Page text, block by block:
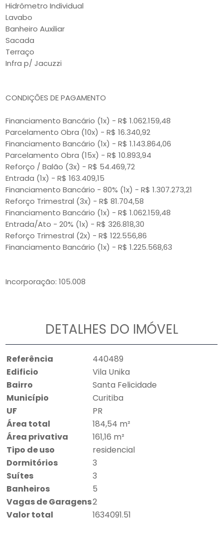
Hidrômetro Individual
Lavabo
Banheiro Auxiliar
Sacada
Terraço
Infra p/ Jacuzzi
CONDIÇÕES DE PAGAMENTO
Financiamento Bancário (1x) - R$ 1.062.159,48
Parcelamento Obra (10x) - R$ 16.340,92
Financiamento Bancário (1x) - R$ 1.143.864,06
Parcelamento Obra (15x) - R$ 10.893,94
Reforço / Balão (3x) - R$ 54.469,72
Entrada (1x) - R$ 163.409,15
Financiamento Bancário - 80% (1x) - R$ 1.307.273,21
Reforço Trimestral (3x) - R$ 81.704,58
Financiamento Bancário (1x) - R$ 1.062.159,48
Entrada/Ato - 20% (1x) - R$ 326.818,30
Reforço Trimestral (2x) - R$ 122.556,86
Financiamento Bancário (1x) - R$ 1.225.568,63
Incorporação: 105.008
DETALHES DO IMÓVEL
Referência
440489
Edificio
Vila Unika
Bairro
Santa Felicidade
Município
Curitiba
UF
PR
Área total
184,54 m²
Área privativa
161,16 m²
Tipo de uso
residencial
Dormitórios
3
Suítes
3
Banheiros
5
Vagas de Garagens2
Valor total
1634091.51